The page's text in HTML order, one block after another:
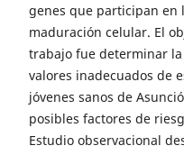
genes que participan en
maduración celular. El
trabajo fue determinar
valores inadecuados de
jóvenes sanos de
posibles factores de
Estudio observacional